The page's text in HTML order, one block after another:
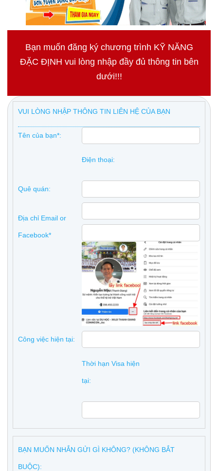
Bạn muốn đăng ký chương trình KỸ NĂNG
ĐẶC ĐỊNH vui lòng nhập đầy đủ thông tin bên
dưới!!!
VUI LÒNG NHẬP THÔNG TIN LIÊN HỆ CỦA BẠN
Tên của bạn*:
Điện thoại:
Quê quán:
Địa chỉ Email or
Facebook*
Công việc hiện tại:
Thời hạn Visa hiện
tại:
BẠN MUỐN NHẮN GỬI GÌ KHÔNG? (KHÔNG BẮT
BUỘC):